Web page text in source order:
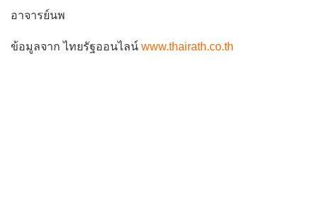
อาจารย์นพ
ข้อมูลจาก ไทยรัฐออนไลน์ www.thairath.co.th